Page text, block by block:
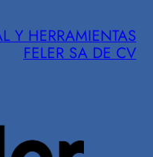
Y HERRAMIENTAS
FELER SA DE CV